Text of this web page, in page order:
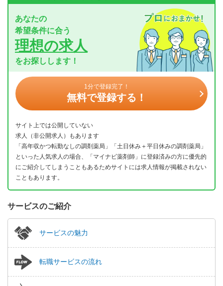
あなたの
希望条件に合う
理想の求人
をお探しします！
1分で登録完了！
無料で登録する！
サイト上では公開していない
求人（非公開求人）もあります
「高年収かつ転勤なしの調剤薬局」「土日休み＋平日休みの調剤薬局」
といった人気求人の場合、「マイナビ薬剤師」に登録済みの方に優先的
にご紹介してしまうこともあるためサイトには求人情報が掲載されない
こともあります。
サービスのご紹介
サービスの魅力
転職サービスの流れ